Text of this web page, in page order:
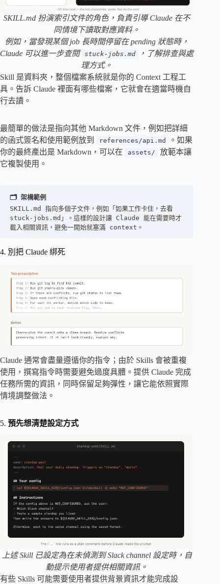
SKILL.md 扮演索引文件的角色，負責引導 Claude 在不
同情境下讀取對應資料。
例如，當發現某個 job 長時間停留在 pending 狀態時，
Claude 可以進一步查閱 stuck-jobs.md
，了解排查與處
理方式。
Skill 是資料夾，整個檔案系統就是你的 Context 工程工
具。告訴 Claude 裡面有哪些檔案，它就會在適當時機自
行去讀。
最簡單的做法是指向其他 Markdown 文件，例如把詳細
的函式簽名和使用範例放到
references/api.md
。如果
你的最終產出是 Markdown，可以在
assets/
放範本讓
它複製使用。
🗂️ 架構範例
SKILL.md 指向多個子文件，例如「如果工作卡住，去看
stuck-jobs.md」。這樣的設計讓 Claude 能在需要時才
載入相關資訊，避免一開始就塞滿 context。
4. 別把 Claude 綁死
Claude 通常會盡量遵循你的指令；由於 Skills 會被重複
使用，撰寫指令時需要避免過度具體。提供 Claude 完成
任務所需的資訊，同時保留足夠彈性，讓它能依照實際
情境調整做法。
5. 預先想清楚設定方式
上述 Skill 已設定為在未偵測到 Slack channel 設定時，自
動提示使用者提供相關資訊。
有些 Skills 可能需要使用者提供背景資訊才能完成設